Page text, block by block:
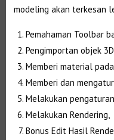
modeling akan terkesan
Pemahaman Toolbar
Pengimportan objek
Memberi material
Memberi dan
Melakukan
Melakukan Rendering,
Bonus Edit Hasil